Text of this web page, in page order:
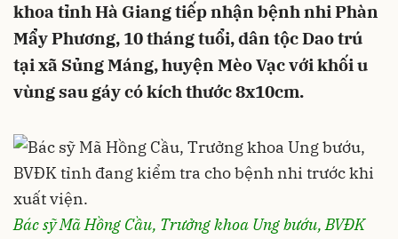
khoa tỉnh Hà Giang tiếp nhận bệnh nhi Phàn
Mẩy Phương, 10 tháng tuổi, dân tộc Dao trú
tại xã Sủng Máng, huyện Mèo Vạc với khối u
vùng sau gáy có kích thước 8x10cm.
Bác sỹ Mã Hồng Cầu, Trưởng khoa Ung bướu, BVĐK